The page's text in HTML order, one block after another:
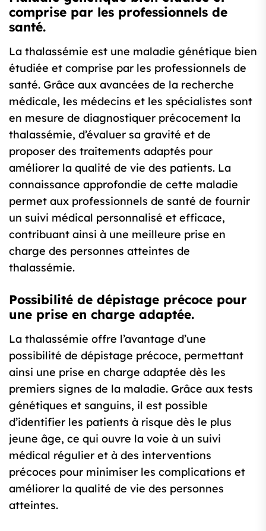
comprise par les professionnels de
santé.
La thalassémie est une maladie génétique bien
étudiée et comprise par les professionnels de
santé. Grâce aux avancées de la recherche
médicale, les médecins et les spécialistes sont
en mesure de diagnostiquer précocement la
thalassémie, d’évaluer sa gravité et de
proposer des traitements adaptés pour
améliorer la qualité de vie des patients. La
connaissance approfondie de cette maladie
permet aux professionnels de santé de fournir
un suivi médical personnalisé et efficace,
contribuant ainsi à une meilleure prise en
charge des personnes atteintes de
thalassémie.
Possibilité de dépistage précoce pour
une prise en charge adaptée.
La thalassémie offre l’avantage d’une
possibilité de dépistage précoce, permettant
ainsi une prise en charge adaptée dès les
premiers signes de la maladie. Grâce aux tests
génétiques et sanguins, il est possible
d’identifier les patients à risque dès le plus
jeune âge, ce qui ouvre la voie à un suivi
médical régulier et à des interventions
précoces pour minimiser les complications et
améliorer la qualité de vie des personnes
atteintes.